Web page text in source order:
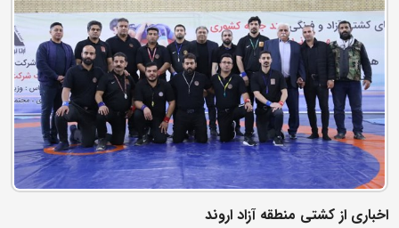
اخباری از کشتی منطقه آزاد اروند